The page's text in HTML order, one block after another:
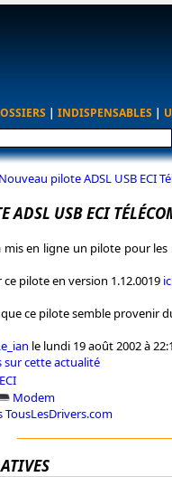
| INDISPENSABLES |
Nouveau pilote ADSL USB ECI
ADSL USB ECI
en ligne un pilote pour les
pilote en version 1.12.0019
ce pilote semble provenir
le lundi 19 août 2002 à
sur cette actualité
ECI
Modem
TousLesDrivers.com